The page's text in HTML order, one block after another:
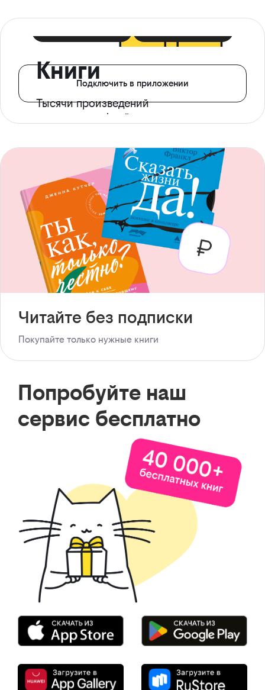
Книги
Тысячи произведений
с доступом офлайн
Подключить в приложении
Читайте без подписки
Покупайте только нужные книги
Попробуйте наш
сервис бесплатно